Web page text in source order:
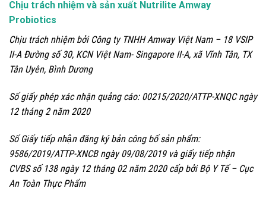
Chịu trách nhiệm và sản xuất Nutrilite Amway
Probiotics
Chịu trách nhiệm bởi Công ty TNHH Amway Việt Nam – 18 VSIP
II-A Đường số 30, KCN Việt Nam- Singapore II-A, xã Vĩnh Tân, TX
Tân Uyên, Bình Dương
Số giấy phép xác nhận quảng cáo: 00215/2020/ATTP-XNQC ngày
12 tháng 2 năm 2020
Số Giấy tiếp nhận đăng ký bản công bố sản phẩm:
9586/2019/ATTP-XNCB ngày 09/08/2019 và giấy tiếp nhận
CVBS số 138 ngày 12 tháng 02 năm 2020 cấp bởi Bộ Y Tế – Cục
An Toàn Thực Phẩm